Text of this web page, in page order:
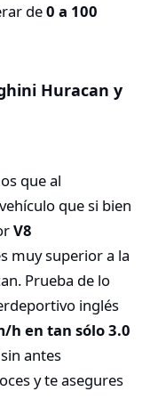
de0 a 100
Huracan y
que al
que si bien
V8
muy superior a la
Prueba de lo
inglés
h en tan sólo 3.0
antes
y te asegures